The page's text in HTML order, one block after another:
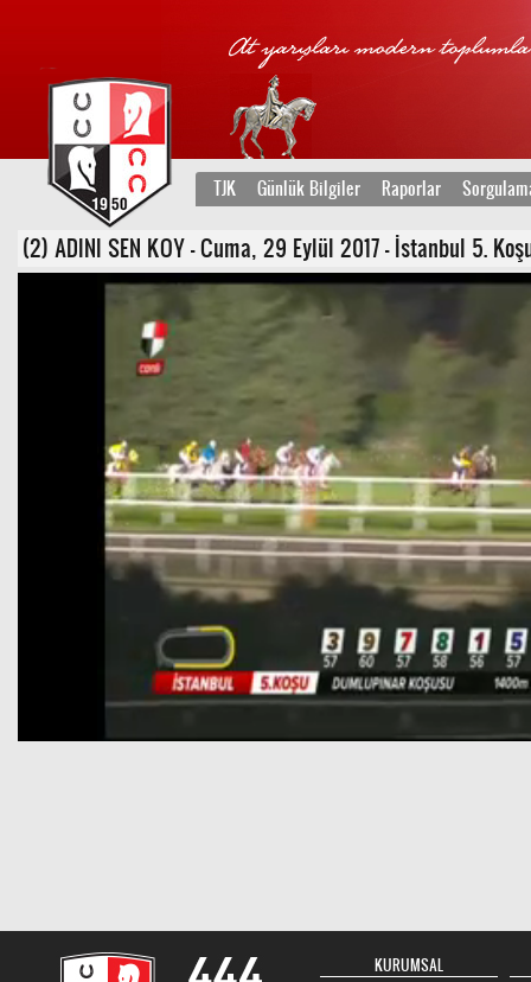
TJK Günlük Bilgiler Raporlar
(2) ADINI SEN KOY - Cuma, 29 Eylül 2017 - İstanbul 5.
KURUMSAL